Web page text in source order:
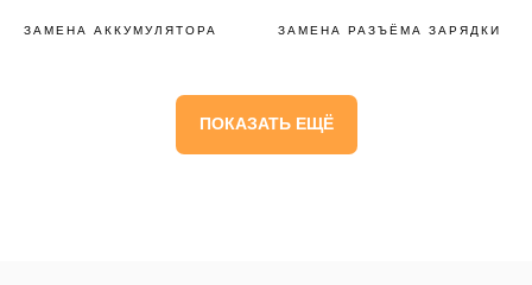
ЗАМЕНА АККУМУЛЯТОРА ЗАМЕНА РАЗЪЁМА ЗАРЯДКИ
ПОКАЗАТЬ ЕЩЁ